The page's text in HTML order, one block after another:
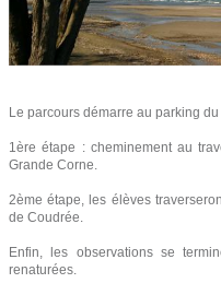
Le parcours démarre au parking
1ère étape : cheminement au
Grande Corne.
2ème étape, les élèves
de Coudrée.
Enfin, les observations se
renaturées.